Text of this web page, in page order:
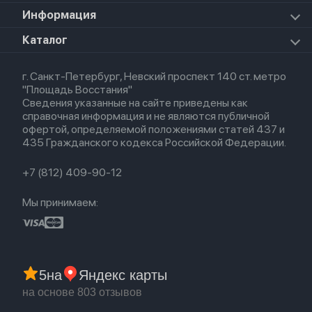
iPad Pro 11 M5 (2025)
Apple Watch Series 8
Apple Watch SE 2022
Airpods Pro
Airpods 3
Airpods (1-е)
EarPods
Apple TV
HomePod 2
Для iPhone
Для Macbook
Информация
О магазине
Политика конфиденциальности
Оплата и доставка
Партнерская программа
Гарантия
Обмен и возврат
Бонусы
Каталог
Новые поступления
Популярное
Акции
г. Санкт-Петербург, Невский проспект 140 ст. метро
"Площадь Восстания"
Сведения указанные на сайте приведены как
справочная информация и не являются публичной
офертой, определяемой положениями статей 437 и
435 Гражданского кодекса Российской Федерации.
+7 (812) 409-90-12
Мы принимаем:
5на Яндекс карты
на основе 803 отзывов